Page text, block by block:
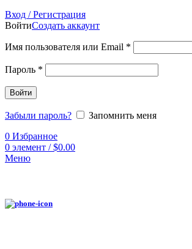
Вход / Регистрация
ВойтиСоздать аккаунт
Имя пользователя или Email *
Пароль *
Войти
Забыли пароль?
Запомнить меня
0 Избранное
0 элемент / $0.00
Меню